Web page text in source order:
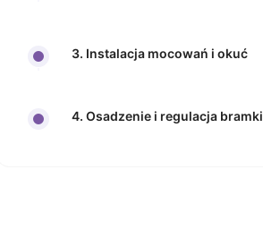
3. Instalacja mocowań i okuć
4. Osadzenie i regulacja bramki